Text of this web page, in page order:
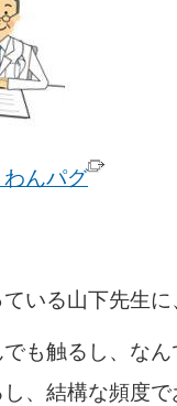
んパグ
いる山下先生
も触るし、な
、結構な頻度